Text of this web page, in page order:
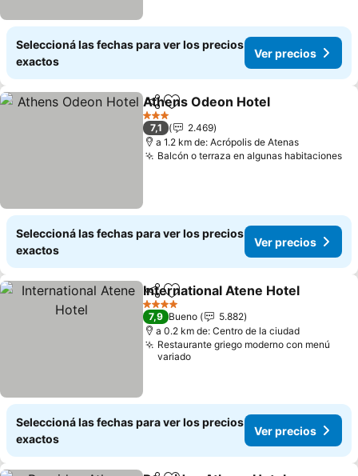
Seleccioná las fechas para ver los precios
exactos
Ver precios
CompartirAñadir a favoritos
Athens Odeon Hotel
3 Estrellas
7,1
2.469
a 1.2 km de: Acrópolis de Atenas
Balcón o terraza en algunas habitaciones
Seleccioná las fechas para ver los precios
exactos
Ver precios
CompartirAñadir a favoritos
International Atene Hotel
4 Estrellas
7,9 Bueno
5.882
a 0.2 km de: Centro de la ciudad
Restaurante griego moderno con menú
variado
Seleccioná las fechas para ver los precios
exactos
Ver precios